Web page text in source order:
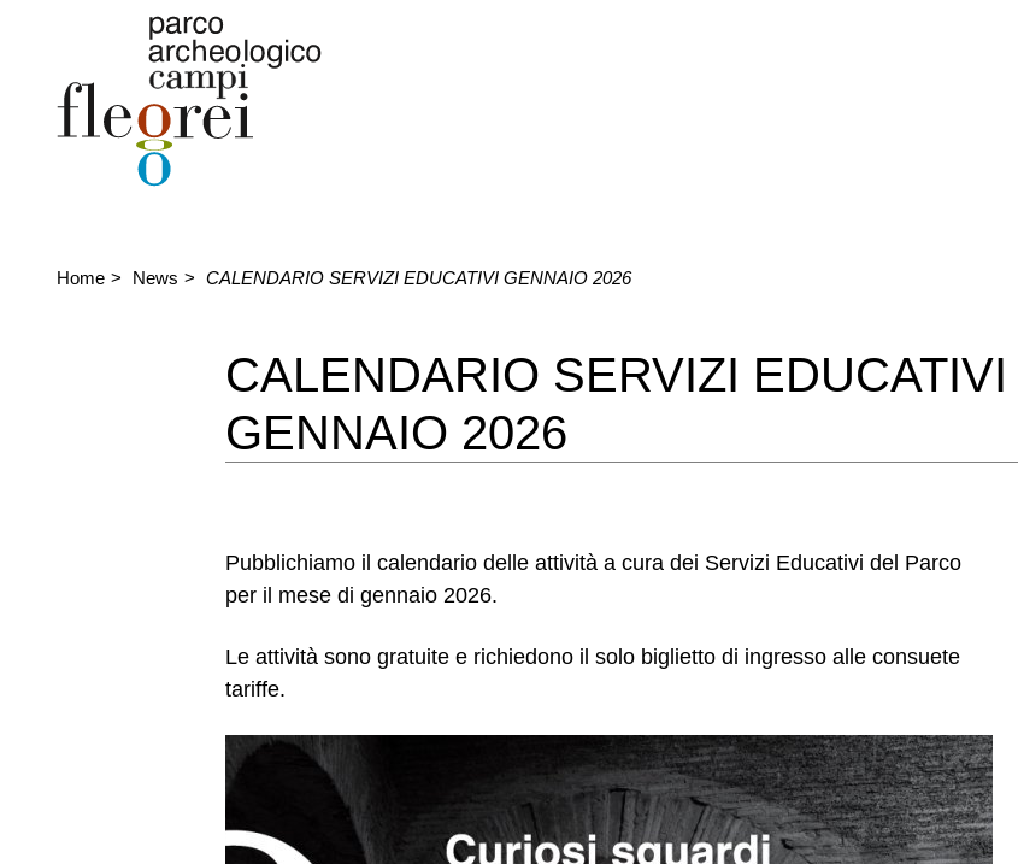
Home News CALENDARIO SERVIZI EDUCATIVI GENNAIO 2026
CALENDARIO SERVIZI EDUCATIVI
GENNAIO 2026
Pubblichiamo il calendario delle attività a cura dei Servizi Educativi del Parco
per il mese di gennaio 2026.
Le attività sono gratuite e richiedono il solo biglietto di ingresso alle consuete
tariffe.